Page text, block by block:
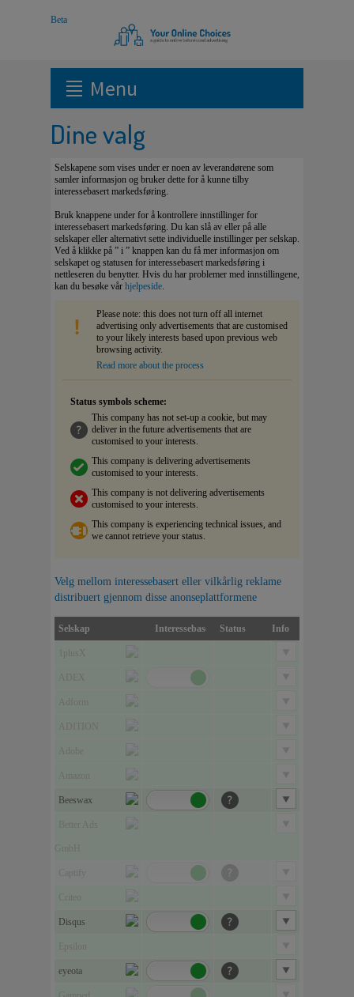
Menu
Dine valg
Selskapene som vises under er noen av leverandørene som
samler informasjon og bruker dette for å kunne tilby
interessebasert markedsføring.
Bruk knappene under for å kontrollere innstillinger for
interessebasert markedsføring. Du kan slå av eller på alle
selskaper eller alternativt sette individuelle instillinger per selskap.
Ved å klikke på ” i ” knappen kan du få mer informasjon om
selskapet og statusen for interessebasert markedsføring i
nettleseren du benytter. Hvis du har problemer med innstillingene,
kan du besøke vår hjelpeside.
Please note: this does not turn off all internet
advertising only advertisements that are customised
to your likely interests based upon previous web
browsing activity.
Read more about the process
Status symbols scheme:
This company has not set-up a cookie, but may
deliver in the future advertisements that are
customised to your interests.
This company is delivering advertisements
customised to your interests.
This company is not delivering advertisements
customised to your interests.
This company is experiencing technical issues, and
we cannot retrieve your status.